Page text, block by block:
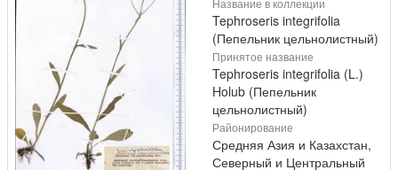
Название в коллекции
Tephroseris integrifolia
(Пепельник цельнолистный)
Принятое название
Tephroseris integrifolia (L.)
Holub (Пепельник
цельнолистный)
Районирование
Средняя Азия и Казахстан,
Северный и Центральный